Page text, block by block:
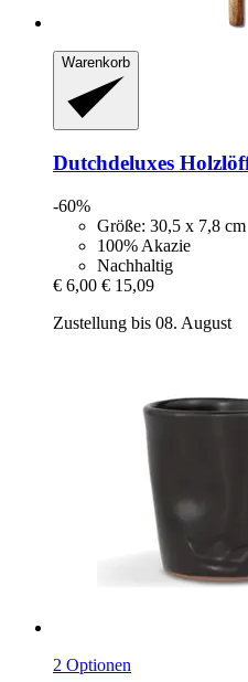
Warenkorb
Dutchdeluxes
-60%
Größe: 30,5 x 7,8 cm
100% Akazie
Nachhaltig
€ 6,00 € 15,09
Zustellung bis 08. August
2 Optionen